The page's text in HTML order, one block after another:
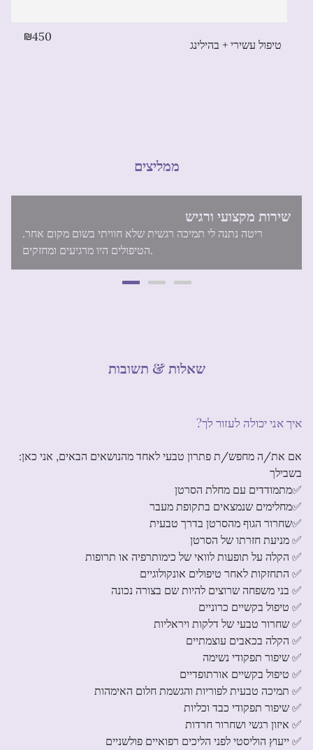
450
טיפול עשירי + בהילינג
ממליצים
שירות מקצועי ורגיש
ריטה נתנה לי תמיכה רגשית שלא חוויתי בשום מקום אחר.
הטיפולים היו מרגיעים ומחזקים.
שאלות & תשובות
?איך אני יכולה לעזור לך
:אם את/ה מחפש/ת פתרון טבעי לאחד מהנושאים הבאים, אני כאן
בשבילך
✅מתמודדים עם מחלת הסרטן
✅מחלימים שנמצאים בתקופת מעבר
✅שחרור הגוף מהסרטן בדרך טבעית
✅ מניעת חזרתו של הסרטן
✅ הקלה על תופעות לוואי של כימותרפיה או תרופות
✅ התחזקות לאחר טיפולים אונקולוגיים
✅ בני משפחה שרוצים להיות שם בצורה נכונה
✅ טיפול בקשיים כרוניים
✅ שחרור טבעי של דלקות ויראליות
✅ הקלה בכאבים עוצמתיים
✅ שיפור תפקודי נשימה
✅ טיפול בקשיים אורתופדיים
✅ תמיכה טבעית לפוריות והגשמת חלום האימהות
✅ שיפור תפקודי כבד וכליות
✅ איזון רגשי ושחרור חרדות
✅ ייעוץ הוליסטי לפני הליכים רפואיים פולשניים